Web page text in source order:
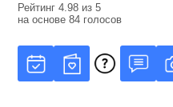
Рейтинг4.98 из5
на основе84 голосов